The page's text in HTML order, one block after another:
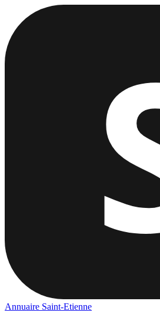
Annuaire Saint-Etienne